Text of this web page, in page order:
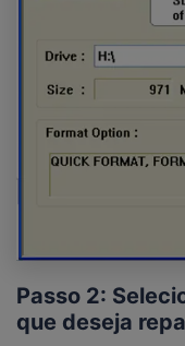
Passo 2:
que deseja